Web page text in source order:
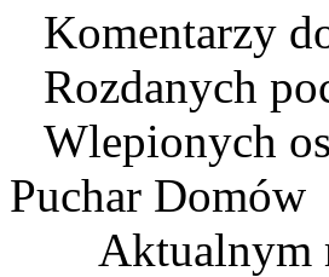
Komentarzy
Rozdanych
Wlepionych
Puchar Domów
Aktualnym